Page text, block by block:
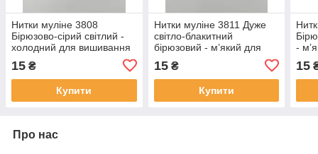
Нитки муліне 3808
Бірюзово-сірий світлий -
холодний для вишивання
15 ₴
Купити
Нитки муліне 3811 Дуже
світло-блакитний
бірюзовий - м’який для
15₴
Купити
-
15
Про нас